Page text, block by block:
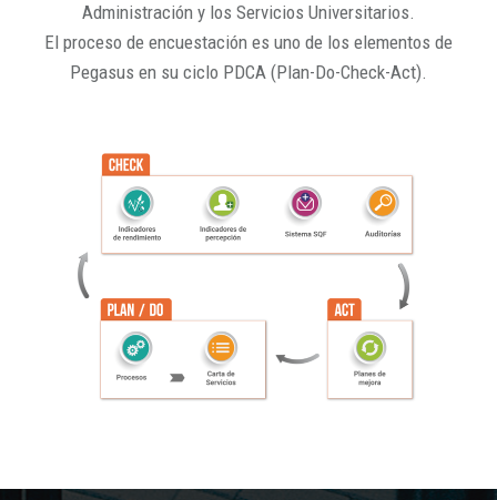
Administración y los Servicios Universitarios.
El proceso de encuestación es uno de los elementos de
Pegasus en su ciclo PDCA (Plan-Do-Check-Act).